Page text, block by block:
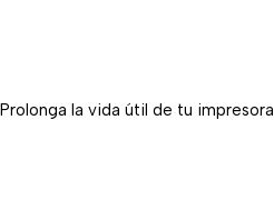
la vida útil de tu